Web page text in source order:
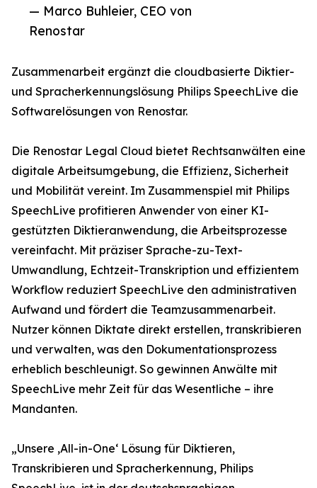
— Marco Buhleier, CEO von
Renostar
Zusammenarbeit ergänzt die cloudbasierte Diktier-
und Spracherkennungslösung Philips SpeechLive die
Softwarelösungen von Renostar.
Die Renostar Legal Cloud bietet Rechtsanwälten eine
digitale Arbeitsumgebung, die Effizienz, Sicherheit
und Mobilität vereint. Im Zusammenspiel mit Philips
SpeechLive profitieren Anwender von einer KI-
gestützten Diktieranwendung, die Arbeitsprozesse
vereinfacht. Mit präziser Sprache-zu-Text-
Umwandlung, Echtzeit-Transkription und effizientem
Workflow reduziert SpeechLive den administrativen
Aufwand und fördert die Teamzusammenarbeit.
Nutzer können Diktate direkt erstellen, transkribieren
und verwalten, was den Dokumentationsprozess
erheblich beschleunigt. So gewinnen Anwälte mit
SpeechLive mehr Zeit für das Wesentliche – ihre
Mandanten.
„Unsere ‚All-in-One‘ Lösung für Diktieren,
Transkribieren und Spracherkennung, Philips